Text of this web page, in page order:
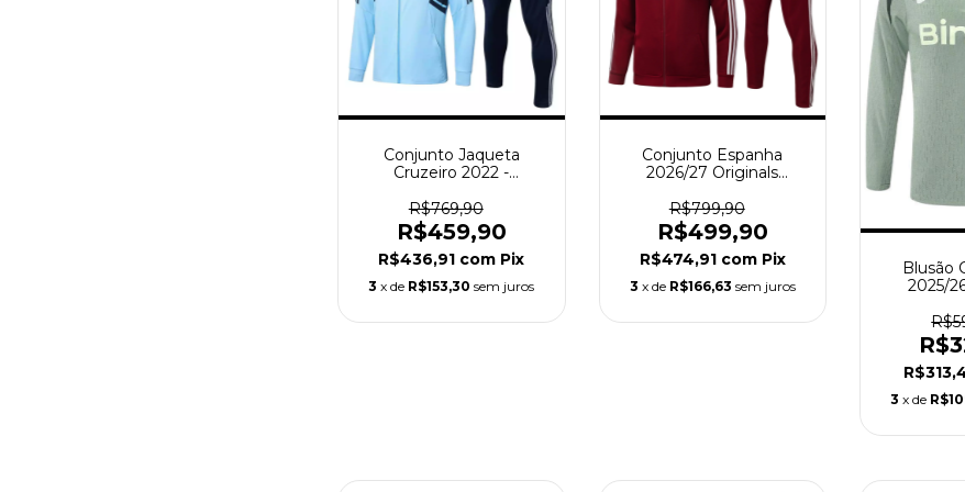
Conjunto Jaqueta
Cruzeiro 2022 -
R$769,90
R$459,90
R$436,91 com Pix
3 x de R$153,30 sem juros
Conjunto Espanha
2026/27 Originals
Calça - Treino Masculino
- Vermelha
R$799,90
R$499,90
R$474,91 com Pix
3 x de R$166,63 sem juros
Blusão
2025/
3 x de